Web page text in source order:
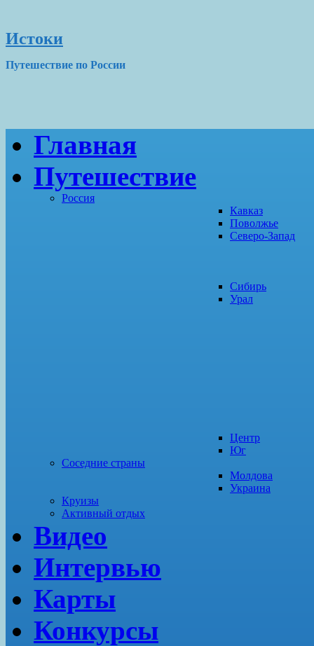
Истоки
Путешествие по России
Главная
Путешествие
Россия
Кавказ
Поволжье
Северо-Запад
Сибирь
Урал
Центр
Юг
Соседние страны
Молдова
Украина
Круизы
Активный отдых
Видео
Интервью
Карты
Конкурсы